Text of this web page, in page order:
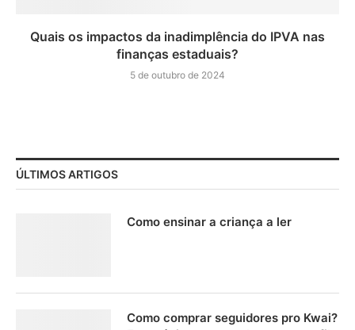
Quais os impactos da inadimplência do IPVA nas
finanças estaduais?
5 de outubro de 2024
ÚLTIMOS ARTIGOS
Como ensinar a criança a ler
Como comprar seguidores pro Kwai?